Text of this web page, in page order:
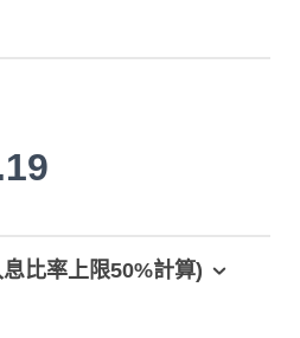
比率上限50%計算)